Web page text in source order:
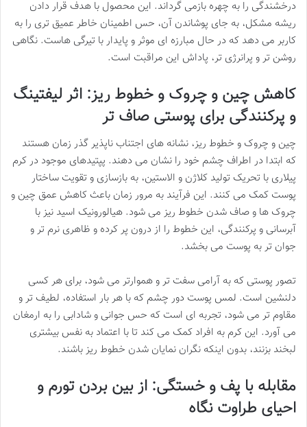
درخشندگی را به چهره بازمی گرداند. این محصول با هدف قرار دادن
ریشه مشکل، به جای پوشاندن آن، حس اطمینان خاطر عمیق تری را به
کاربر می دهد که در حال مبارزه ای موثر و پایدار با تیرگی هاست. نگاهی
روشن تر و پرانرژی تر، پاداش این مراقبت است.
کاهش چین و چروک و خطوط ریز: اثر لیفتینگ
و پرکنندگی برای پوستی صاف تر
چین و چروک و خطوط ریز، نشانه های اجتناب ناپذیر گذر زمان هستند
که ابتدا در اطراف چشم خود را نشان می دهند. پپتیدهای موجود در کرم
پیلاری با تحریک تولید کلاژن و الاستین، به بازسازی و تقویت ساختار
پوست کمک می کنند. این فرآیند به مرور زمان باعث کاهش عمق چین و
چروک ها و صاف شدن خطوط ریز می شود. هیالورونیک اسید نیز با
آبرسانی و پرکنندگی، این خطوط را از درون پر کرده و ظاهری نرم تر و
جوان تر به پوست می بخشد.
تصور پوستی که به آرامی سفت تر و هموارتر می شود، برای هر کسی
دلنشین است. لمس پوست دور چشم که با هر بار استفاده، لطیف تر و
مقاوم تر می شود، تجربه ای است که حس جوانی و شادابی را به ارمغان
می آورد. این کرم به افراد کمک می کند تا با اعتماد به نفس بیشتری
لبخند بزنند، بدون اینکه نگران نمایان شدن خطوط ریز باشند.
مقابله با پف و خستگی: از بین بردن تورم و
احیای طراوت نگاه